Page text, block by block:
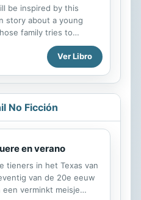
speakers and those
as a second
book helps students
be inspired by this
story about a young
family tries to
Pakistan when India is
two separate nations.
32-page hi-lo book
color illustrations to
attention of kids who
fiction stories about
in order to
Ver Libro
No Ficción
en verano
tieners in het Texas van
van de 20e eeuw
een verminkt meisje